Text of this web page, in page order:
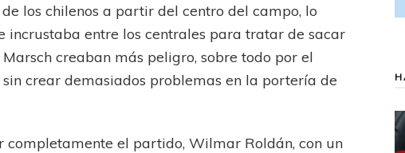
los chilenos a partir del centro del campo, lo
incrustaba entre los centrales para tratar de sacar
Marsch creaban más peligro, sobre todo por el
crear demasiados problemas en la portería de
el partido, Wilmar Roldán, con un